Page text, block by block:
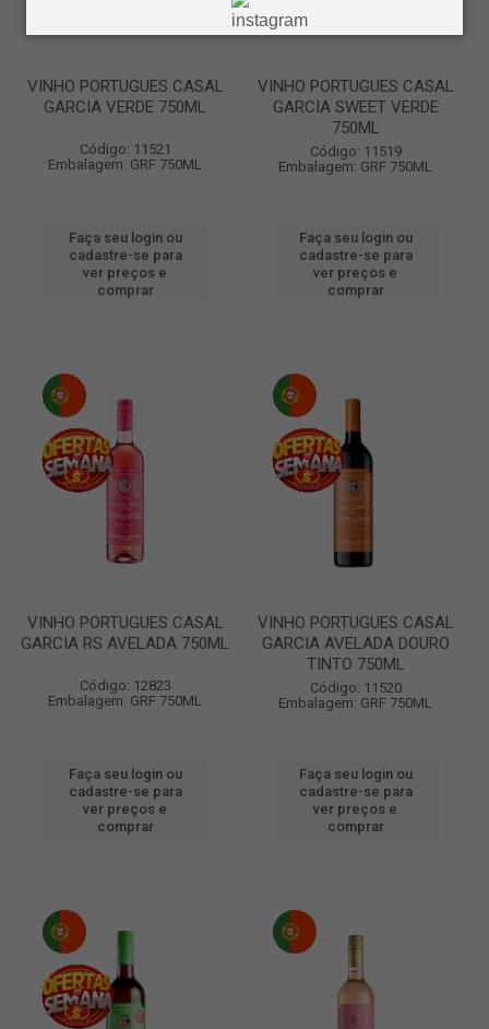
VINHO PORTUGUES CASAL
GARCIA VERDE 750ML
Código: 11521
Embalagem: GRF 750ML
Faça seu login ou
cadastre-se para
ver preços e
comprar
VINHO PORTUGUES CASAL
GARCIA SWEET VERDE
750ML
Código: 11519
Embalagem: GRF 750ML
Faça seu login ou
cadastre-se para
ver preços e
comprar
VINHO PORTUGUES CASAL
GARCIA RS AVELADA 750ML
Código: 12823
Embalagem: GRF 750ML
Faça seu login ou
cadastre-se para
ver preços e
comprar
VINHO PORTUGUES CASAL
GARCIA AVELADA DOURO
TINTO 750ML
Código: 11520
Embalagem: GRF 750ML
Faça seu login ou
cadastre-se para
ver preços e
comprar